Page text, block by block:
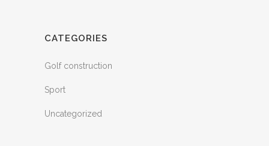
CATEGORIES
Golf construction
Sport
Uncategorized